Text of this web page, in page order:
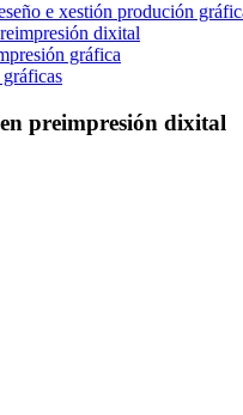
e xestión produción
dixital
gráfica
preimpresión dixital